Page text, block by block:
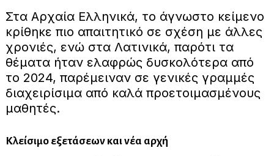
Στα Αρχαία Ελληνικά, το άγνωστο κείμενο
κρίθηκε πιο απαιτητικό σε σχέση με άλλες
χρονιές, ενώ στα Λατινικά, παρότι τα
θέματα ήταν ελαφρώς δυσκολότερα από
το 2024, παρέμειναν σε γενικές γραμμές
διαχειρίσιμα από καλά προετοιμασμένους
μαθητές.
Κλείσιμο εξετάσεων και νέα αρχή